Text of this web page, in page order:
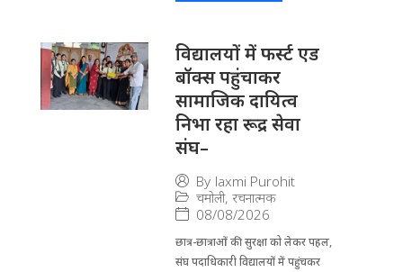
विद्यालयों में फर्स्ट एड
बॉक्स पहुंचाकर
सामाजिक दायित्व
निभा रहा रूद्र सेवा
संघ–
By laxmi Purohit
चमोली, रचनात्मक
08/08/2026
छात्र-छात्राओं की सुरक्षा को लेकर पहल,
संघ पदाधिकारी विद्यालयों में पहुंचकर